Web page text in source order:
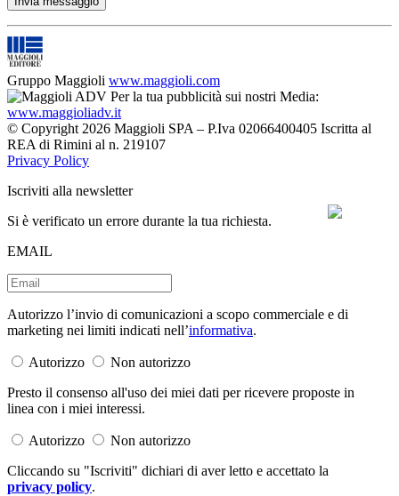
Gruppo Maggioli www.maggioli.com
Per la tua pubblicità sui nostri Media:
www.maggioliadv.it
© Copyright 2026 Maggioli SPA – P.Iva 02066400405 Iscritta al
REA di Rimini al n. 219107
Privacy Policy
Iscriviti alla newsletter
Si è verificato un errore durante la tua richiesta.
EMAIL
Autorizzo l’invio di comunicazioni a scopo commerciale e di
marketing nei limiti indicati nell’informativa.
Autorizzo
Non autorizzo
Presto il consenso all'uso dei miei dati per ricevere proposte in
linea con i miei interessi.
Autorizzo
Non autorizzo
Cliccando su "Iscriviti" dichiari di aver letto e accettato la
privacy policy.